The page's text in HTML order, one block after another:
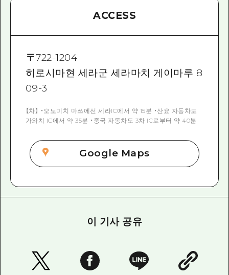
ACCESS
〒722-1204
히로시마현 세라군 세라마치 게이마루 8
09-3
【차】 ・오노미치 마쓰에선 세라IC에서 약 15분 ・산요 자동차도
가와치 IC에서 약 35분 ・중국 자동차도 3차 IC로부터 약 40분
Google Maps
이 기사 공유